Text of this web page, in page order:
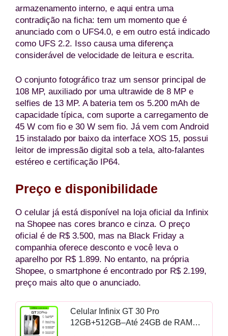
armazenamento interno, e aqui entra uma
contradição na ficha: tem um momento que é
anunciado com o UFS4.0, e em outro está indicado
como UFS 2.2. Isso causa uma diferença
considerável de velocidade de leitura e escrita.
O conjunto fotográfico traz um sensor principal de
108 MP, auxiliado por uma ultrawide de 8 MP e
selfies de 13 MP. A bateria tem os 5.200 mAh de
capacidade típica, com suporte a carregamento de
45 W com fio e 30 W sem fio. Já vem com Android
15 instalado por baixo da interface XOS 15, possui
leitor de impressão digital sob a tela, alto-falantes
estéreo e certificação IP64.
Preço e disponibilidade
O celular já está disponível na loja oficial da Infinix
na Shopee nas cores branco e cinza. O preço
oficial é de R$ 3.500, mas na Black Friday a
companhia oferece desconto e você leva o
aparelho por R$ 1.899. No entanto, na própria
Shopee, o smartphone é encontrado por R$ 2.199,
preço mais alto que o anunciado.
Celular Infinix GT 30 Pro
12GB+512GB–Até 24GB de RAM